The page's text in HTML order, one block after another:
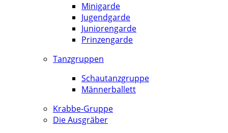
Minigarde
Jugendgarde
Juniorengarde
Prinzengarde
Tanzgruppen
Schautanzgruppe
Männerballett
Krabbe-Gruppe
Die Ausgräber